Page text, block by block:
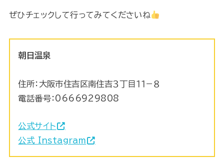
ぜひチェックして行ってみてくださいね
朝日温泉
住所：大阪市住吉区南住吉３丁目１１−８
電話番号：0666929808
公式サイト
公式 Instagram